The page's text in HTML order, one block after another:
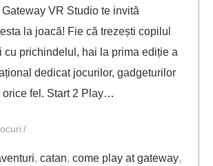
VR Studio te invită
la joacă! Fie că trezești copilul
cu prichindelul, hai la prima ediție a
dedicat jocurilor, gadgeturilor
fel. Start 2 Play…
, catan, come play at gateway,